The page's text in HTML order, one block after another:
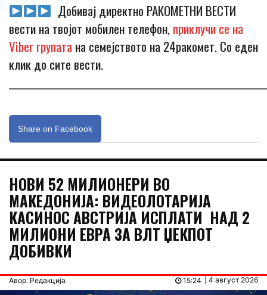
Добивај директно РАКОМЕТНИ ВЕСТИ
вести на твојот мобилен телефон,приклучи се на
Viber групата на семејството на 24ракомет. Со еден
клик до сите вести.
Share on Facebook
НОВИ 52 МИЛИОНЕРИ ВО
МАКЕДОНИЈА: ВИДЕОЛОТАРИЈА
КАСИНОС АВСТРИЈА ИСПЛАТИ НАД 2
МИЛИОНИ ЕВРА ЗА ВЛТ ЏЕКПОТ
ДОБИВКИ
Авор: Редакција | 4 август 2026
15:24